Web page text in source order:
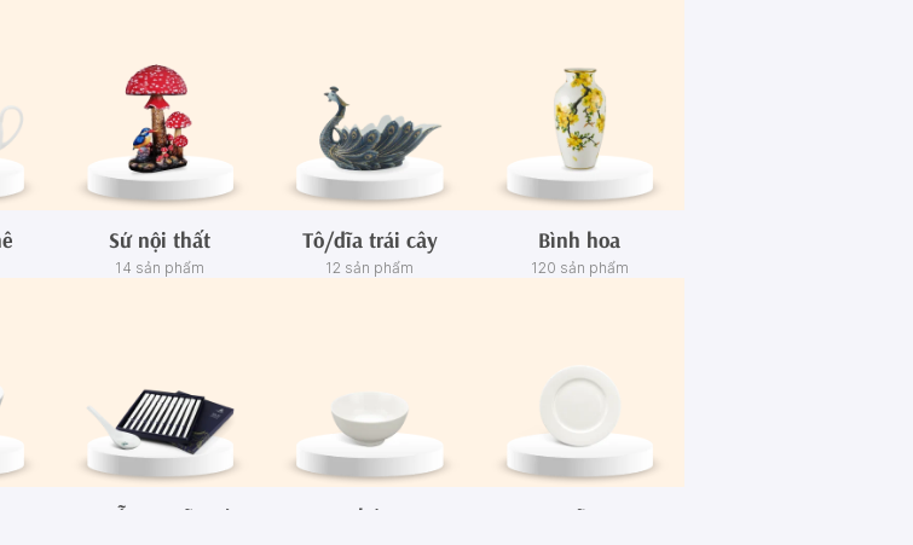
Sứ nội thất
14 sản phẩm
Tô/dĩa trái cây
12 sản phẩm
Bình hoa
120 sản phẩm
Muỗng - Đũa sứ Chén Dĩa